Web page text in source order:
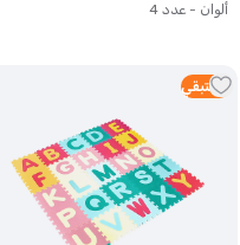
ألوان - عدد 4
3 متبقي